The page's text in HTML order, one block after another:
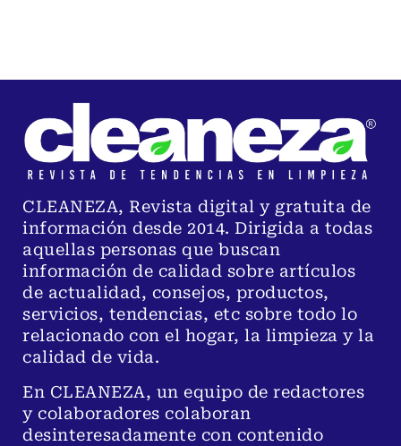
CLEANEZA, Revista digital y gratuita de
información desde 2014. Dirigida a todas
aquellas personas que buscan
información de calidad sobre artículos
de actualidad, consejos, productos,
servicios, tendencias, etc sobre todo lo
relacionado con el hogar, la limpieza y la
calidad de vida.
En CLEANEZA, un equipo de redactores
y colaboradores colaboran
desinteresadamente con contenido